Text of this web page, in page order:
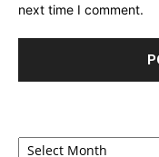
next time I comment.
Archives